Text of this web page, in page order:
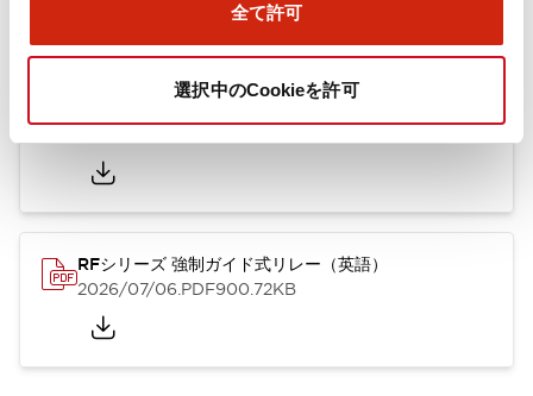
全て許可
選択中のCookieを許可
規格・認証 技術文書
RFシリーズ 強制ガイド式リレー（英語）
2026/07/06.PDF900.72KB